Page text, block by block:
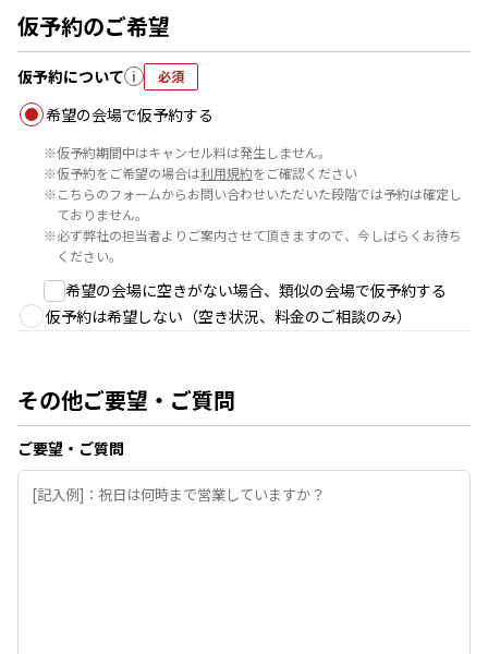
仮予約のご希望
仮予約について i 必須
希望の会場で仮予約する
※仮予約期間中はキャンセル料は発生しません。
※仮予約をご希望の場合は利用規約をご確認ください
※こちらのフォームからお問い合わせいただいた段階では予約は確定し
ておりません。
※必ず弊社の担当者よりご案内させて頂きますので、今しばらくお待ち
ください。
希望の会場に空きがない場合、類似の会場で仮予約する
仮予約は希望しない（空き状況、料金のご相談のみ）
その他ご要望・ご質問
ご要望・ご質問